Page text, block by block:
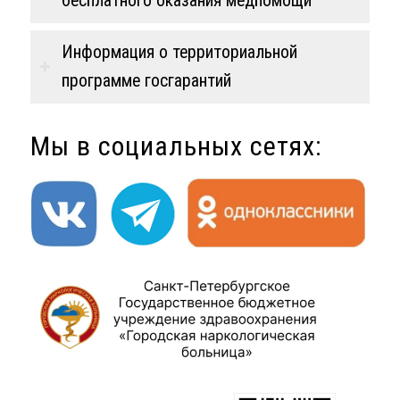
Информация о территориальной
программе госгарантий
Мы в социальных сетях: